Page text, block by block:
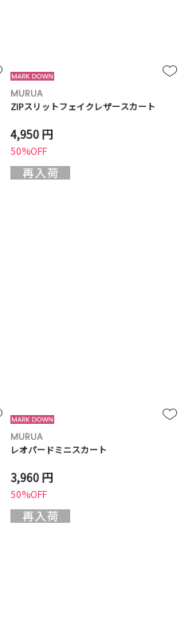
MURUA
ZIPスリットフェイクレザースカート
4,950 円
50%OFF
MURUA
レオパードミニスカート
3,960 円
50%OFF